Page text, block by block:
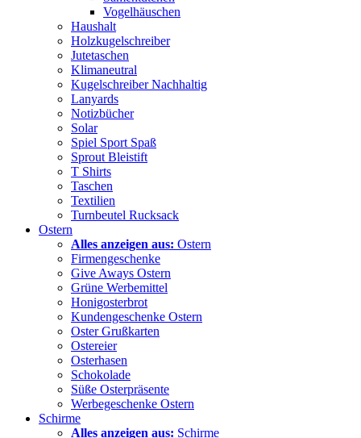
Vogelhäuschen
Haushalt
Holzkugelschreiber
Jutetaschen
Klimaneutral
Kugelschreiber Nachhaltig
Lanyards
Notizbücher
Solar
Spiel Sport Spaß
Sprout Bleistift
T Shirts
Taschen
Textilien
Turnbeutel Rucksack
Ostern
Alles anzeigen aus: Ostern
Firmengeschenke
Give Aways Ostern
Grüne Werbemittel
Honigosterbrot
Kundengeschenke Ostern
Oster Grußkarten
Ostereier
Osterhasen
Schokolade
Süße Osterpräsente
Werbegeschenke Ostern
Schirme
Alles anzeigen aus: Schirme